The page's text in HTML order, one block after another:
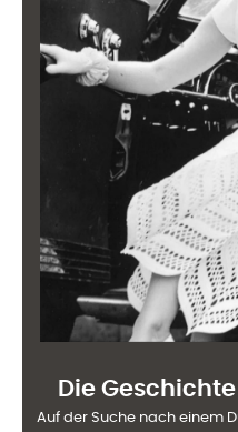
Die
Auf der Suche nach einem